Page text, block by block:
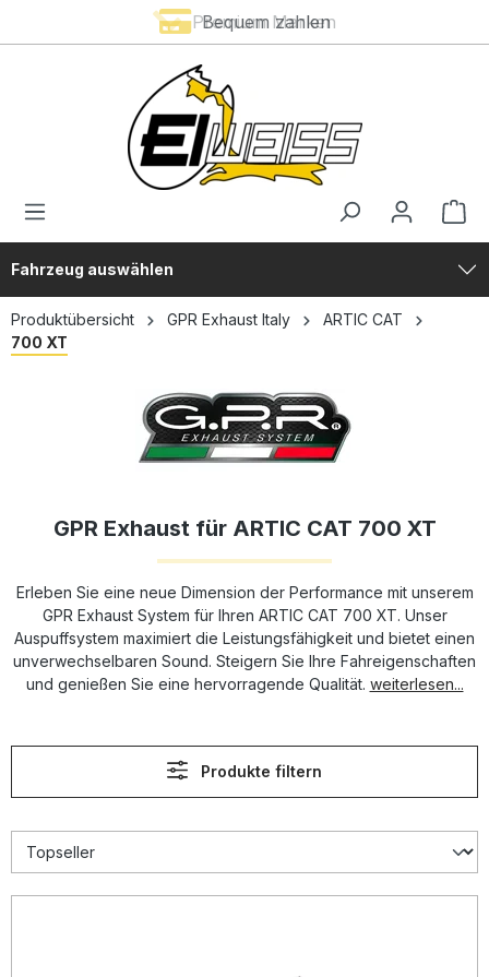
Premium Marken
Bequem zahlen
Fahrzeug auswählen
Produktübersicht GPR Exhaust Italy
ARTIC CAT
700 XT
GPR Exhaust für ARTIC CAT 700 XT
Erleben Sie eine neue Dimension der Performance mit unserem
GPR Exhaust System für Ihren ARTIC CAT 700 XT. Unser
Auspuffsystem maximiert die Leistungsfähigkeit und bietet einen
unverwechselbaren Sound. Steigern Sie Ihre Fahreigenschaften
und genießen Sie eine hervorragende Qualität. weiterlesen...
Produkte filtern